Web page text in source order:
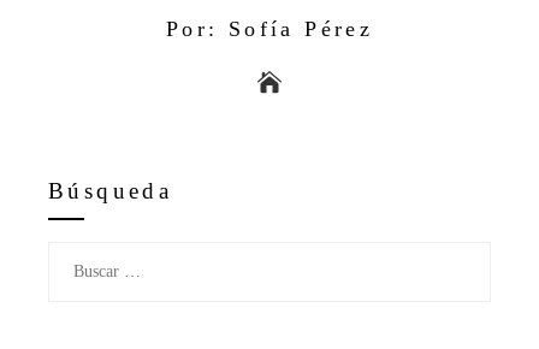
Por: Sofía Pérez
Búsqueda